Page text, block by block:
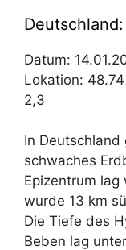
Datum:
Lokation:
2,3
In
schwaches
Epizentrum
wurde 13 km
Die Tiefe des
Beben lag